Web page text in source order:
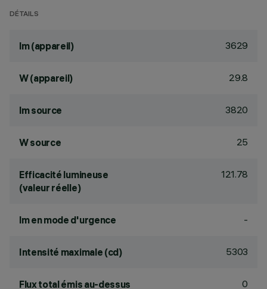
DÉTAILS
lm (appareil) 3629
W (appareil) 29.8
lm source 3820
W source 25
Efficacité lumineuse
(valeur réelle)
121.78
lm en mode d'urgence -
Intensité maximale (cd) 5303
Flux total émis au-dessus
0